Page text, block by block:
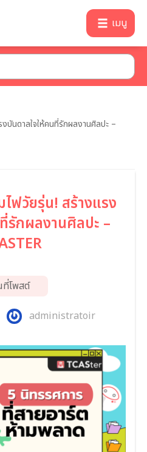
เมนู
บันดาลใจให้คนที่รักผลงานศิลปะ –
ฟวัยรุ่น! สร้างแรง
รักผลงานศิลปะ –
ที่โพสต์
administratoir